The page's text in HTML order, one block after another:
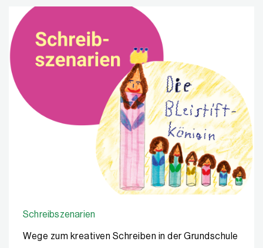
Schreibszenarien
Wege zum kreativen Schreiben in der Grundschule